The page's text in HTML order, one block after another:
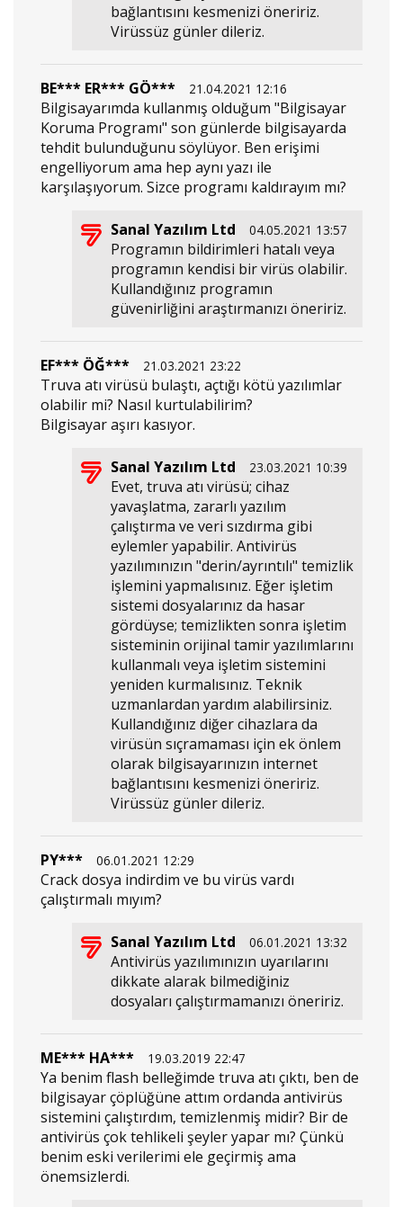
bağlantısını kesmenizi öneririz.
Virüssüz günler dileriz.
BE*** ER*** GÖ*** 21.04.2021 12:16
Bilgisayarımda kullanmış olduğum "Bilgisayar
Koruma Programı" son günlerde bilgisayarda
tehdit bulunduğunu söylüyor. Ben erişimi
engelliyorum ama hep aynı yazı ile
karşılaşıyorum. Sizce programı kaldırayım mı?
Sanal Yazılım Ltd 04.05.2021 13:57
Programın bildirimleri hatalı veya
programın kendisi bir virüs olabilir.
Kullandığınız programın
güvenirliğini araştırmanızı öneririz.
EF*** ÖĞ*** 21.03.2021 23:22
Truva atı virüsü bulaştı, açtığı kötü yazılımlar
olabilir mi? Nasıl kurtulabilirim?
Bilgisayar aşırı kasıyor.
Sanal Yazılım Ltd 23.03.2021 10:39
Evet, truva atı virüsü; cihaz
yavaşlatma, zararlı yazılım
çalıştırma ve veri sızdırma gibi
eylemler yapabilir. Antivirüs
yazılımınızın "derin/ayrıntılı" temizlik
işlemini yapmalısınız. Eğer işletim
sistemi dosyalarınız da hasar
gördüyse; temizlikten sonra işletim
sisteminin orijinal tamir yazılımlarını
kullanmalı veya işletim sistemini
yeniden kurmalısınız. Teknik
uzmanlardan yardım alabilirsiniz.
Kullandığınız diğer cihazlara da
virüsün sıçramaması için ek önlem
olarak bilgisayarınızın internet
bağlantısını kesmenizi öneririz.
Virüssüz günler dileriz.
PY*** 06.01.2021 12:29
Crack dosya indirdim ve bu virüs vardı
çalıştırmalı mıyım?
Sanal Yazılım Ltd 06.01.2021 13:32
Antivirüs yazılımınızın uyarılarını
dikkate alarak bilmediğiniz
dosyaları çalıştırmamanızı öneririz.
ME*** HA*** 19.03.2019 22:47
Ya benim flash belleğimde truva atı çıktı, ben de
bilgisayar çöplüğüne attım ordanda antivirüs
sistemini çalıştırdım, temizlenmiş midir? Bir de
antivirüs çok tehlikeli şeyler yapar mı? Çünkü
benim eski verilerimi ele geçirmiş ama
önemsizlerdi.